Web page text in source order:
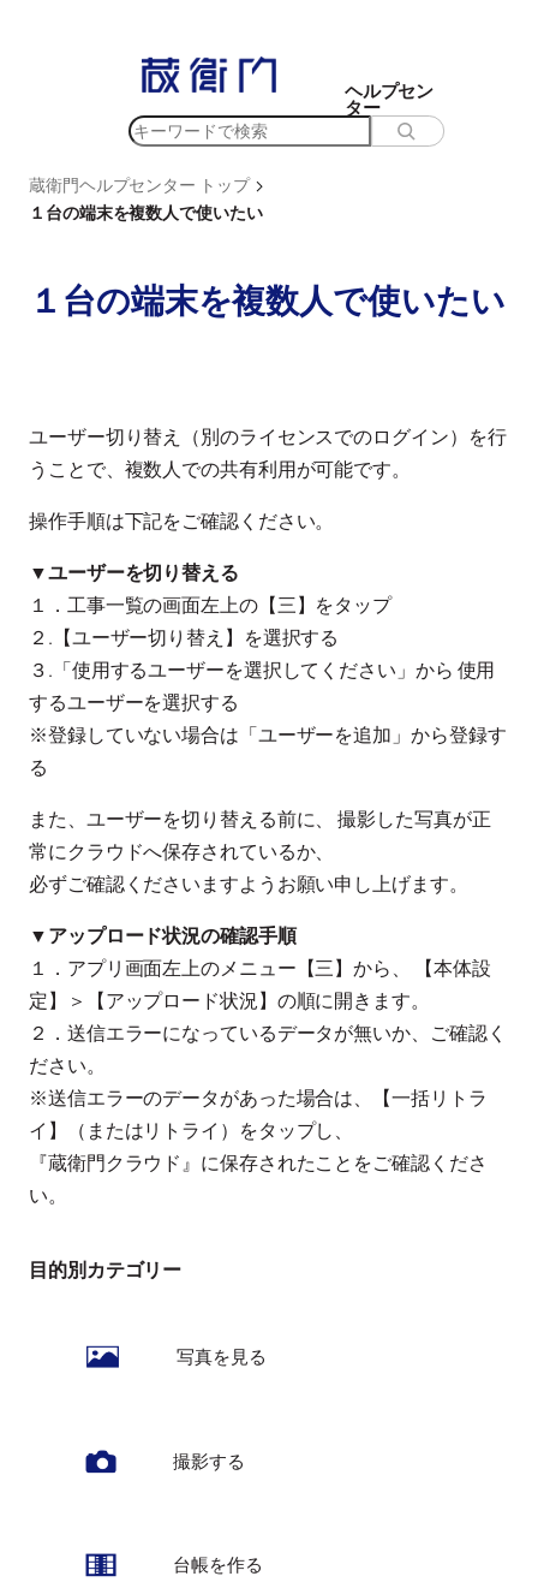
ッ
プ
ヘルプセン
ター
検
蔵衛門ヘルプセンター トップ >
１台の端末を複数人で使いたい
目的別カテゴリー
写真を見る
撮影する
台帳を作る
１台の端末を複数人で使いたい
ユーザー切り替え（別のライセンスでのログイン）を行
うことで、複数人での共有利用が可能です。
操作手順は下記をご確認ください。
▼ユーザーを切り替える
１．工事一覧の画面左上の【三】をタップ
２.【ユーザー切り替え】を選択する
３.「使用するユーザーを選択してください」から 使用
するユーザーを選択する
※登録していない場合は「ユーザーを追加」から登録す
る
また、ユーザーを切り替える前に、 撮影した写真が正
常にクラウドへ保存されているか、
必ずご確認くださいますようお願い申し上げます。
▼アップロード状況の確認手順
１．アプリ画面左上のメニュー【三】から、 【本体設
定】＞【アップロード状況】の順に開きます。
２．送信エラーになっているデータが無いか、ご確認く
ださい。
※送信エラーのデータがあった場合は、【一括リトラ
イ】（またはリトライ）をタップし、
『蔵衛門クラウド』に保存されたことをご確認くださ
い。